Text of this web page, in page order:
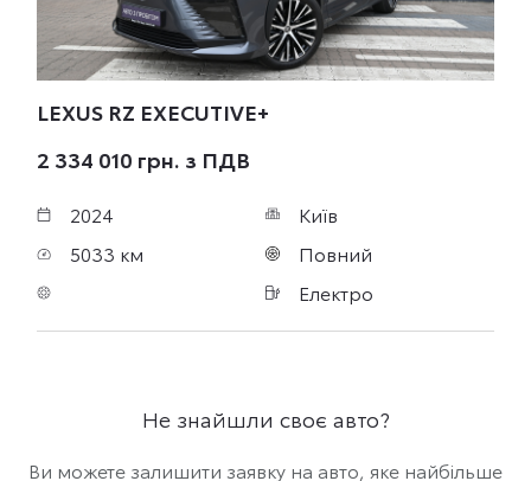
LEXUS RZ EXECUTIVE+
2 334 010 грн. з ПДВ
2024
Київ
5033 км
Повний
Електро
Не знайшли своє авто?
Ви можете залишити заявку на авто, яке найбільше